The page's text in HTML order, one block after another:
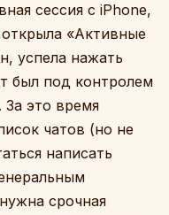
сессия с iPhone,
«Активные
успела нажать
был под контролем
За это время
чатов (но не
написать
срочная